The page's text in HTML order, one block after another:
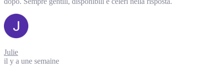
Julie
il y a une semaine